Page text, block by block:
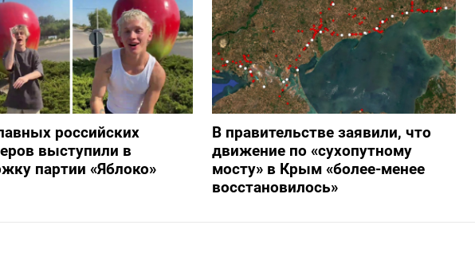
российских
выступили в
партии «Яблоко»
В правительстве заявили, что
движение по «сухопутному
мосту» в Крым «более-менее
восстановилось»